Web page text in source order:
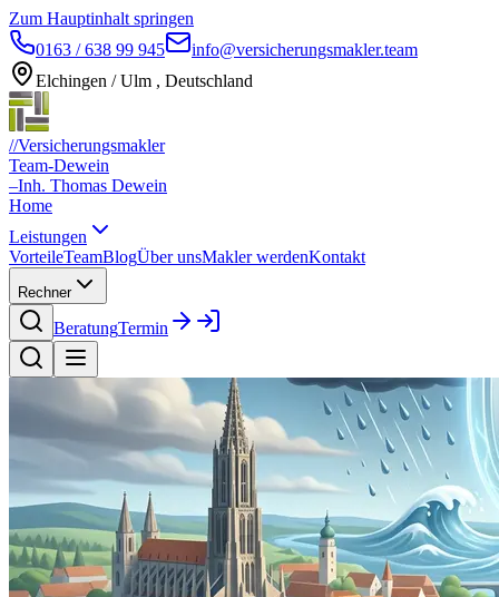
Zum Hauptinhalt springen
0163 / 638 99 945
info@versicherungsmakler.team
Elchingen / Ulm , Deutschland
//Versicherungsmakler
Team-Dewein
–Inh. Thomas Dewein
Home
Leistungen
VorteileTeamBlogÜber unsMakler werdenKontakt
Rechner
BeratungTermin